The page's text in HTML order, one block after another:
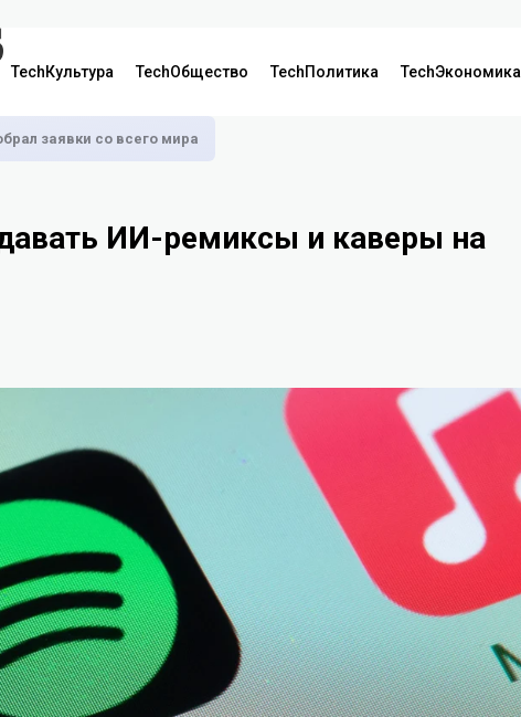
TechКультура TechОбщество TechПолитика TechЭкономика
заявки со всего мира
ИИ-ремиксы и каверы на